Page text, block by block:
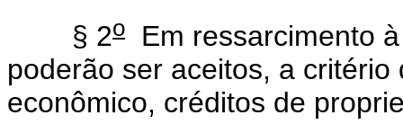
§ 2o Em ressarcimento
poderão ser aceitos, a
econômico, créditos de